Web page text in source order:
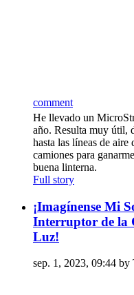
comment
He llevado un
año. Resulta muy útil,
hasta las líneas de
camiones para
buena linterna.
Full story
¡Imagínense Mi
Interruptor de la
Luz!
sep. 1, 2023, 09:44 by